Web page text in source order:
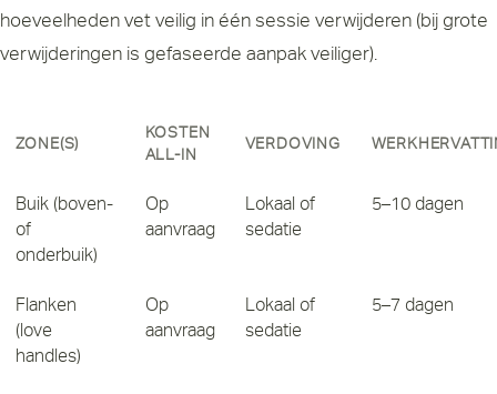
hoeveelheden vet veilig in één sessie verwijderen (bij grote
verwijderingen is gefaseerde aanpak veiliger).
ZONE(S)
KOSTEN
ALL-IN
VERDOVING
Buik (boven-
of
onderbuik)
Op
aanvraag
Lokaal of
sedatie
5–10 dagen
Flanken
(love
handles)
Op
aanvraag
Lokaal of
sedatie
5–7 dagen